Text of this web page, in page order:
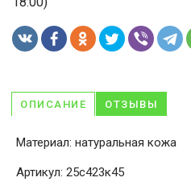
ОПИСАНИЕ ОТЗЫВЫ
Материал: натуральная кожа
Артикул: 25с423к45